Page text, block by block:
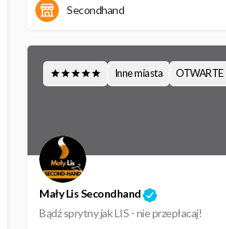
Secondhand
Mały Lis Secondhand
Bądź sprytny jak LIS - nie przepłacaj!
Inne miasta OTWARTE